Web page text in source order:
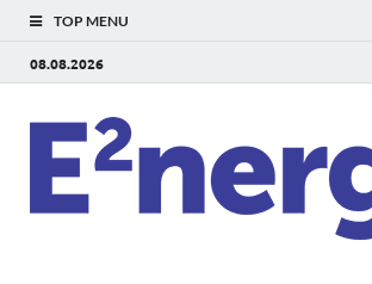
TOP MENU
08.08.2026